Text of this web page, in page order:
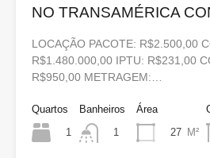
NO TRANSAMÉRICA
LOCAÇÃO PACOTE: R$2.500,00
R$1.480.000,00 IPTU: R$231,00
R$950,00 METRAGEM:…
Quartos
1
Banheiros
1
Área
27 M²